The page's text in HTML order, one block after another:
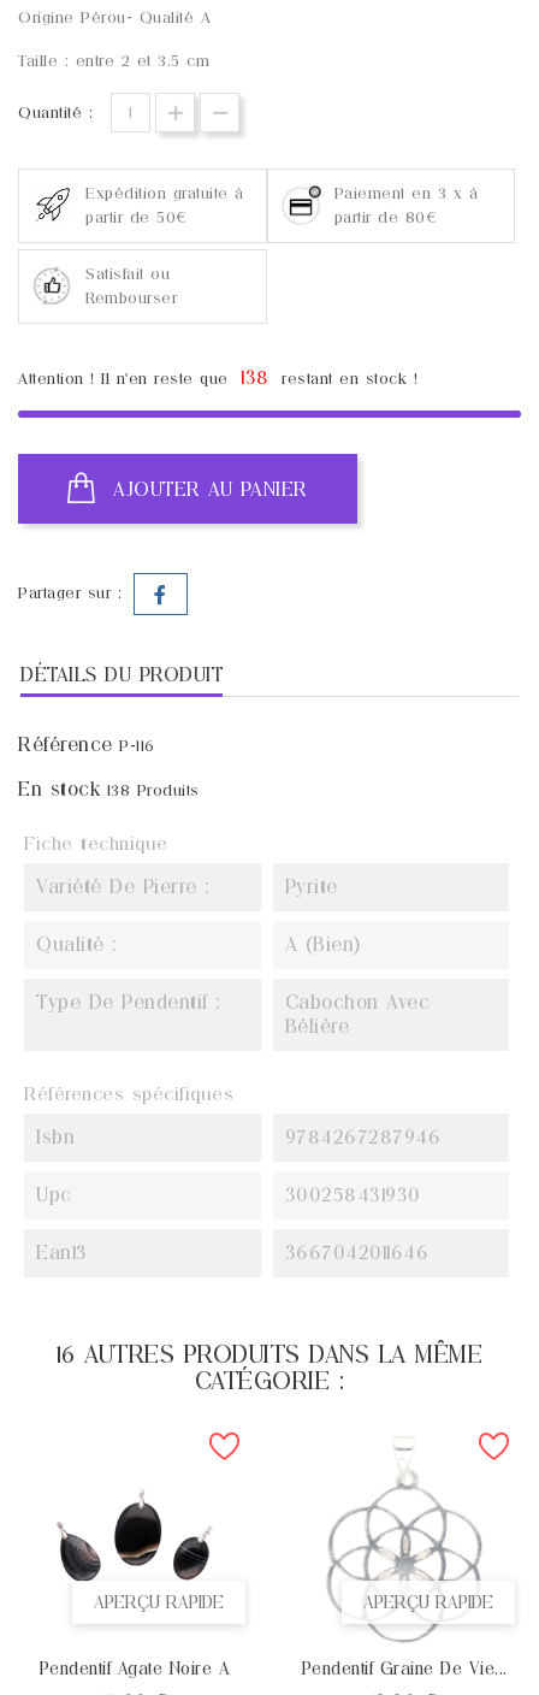
Origine Pérou - Qualité A
Taille : entre 2 et 3.5 cm
Quantité :
Expédition gratuite à
partir de 50€
Paiement en 3 x à
partir de 80€
Satisfait ou
Rembourser
Attention ! Il n'en reste que 138 restant en stock !
AJOUTER AU PANIER
Partager sur :
DÉTAILS DU PRODUIT
Référence P-116
En stock 138 Produits
Fiche technique
Variété De Pierre : Pyrite
Qualité : A (Bien)
Type De Pendentif :
Cabochon Avec
Bélière
Références spécifiques
Isbn 9784267287946
Upc 300258431930
Ean13 3667042011646
16 AUTRES PRODUITS DANS LA MÊME
CATÉGORIE :
APERÇU RAPIDE
Pendentif Agate Noire A
APERÇU RAPIDE
Pendentif Graine De Vie...